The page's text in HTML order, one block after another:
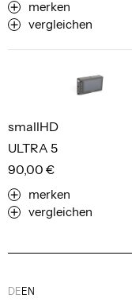
merken
vergleichen
ULTRA 5
smallHD
90,00 €
merken
vergleichen
DE EN